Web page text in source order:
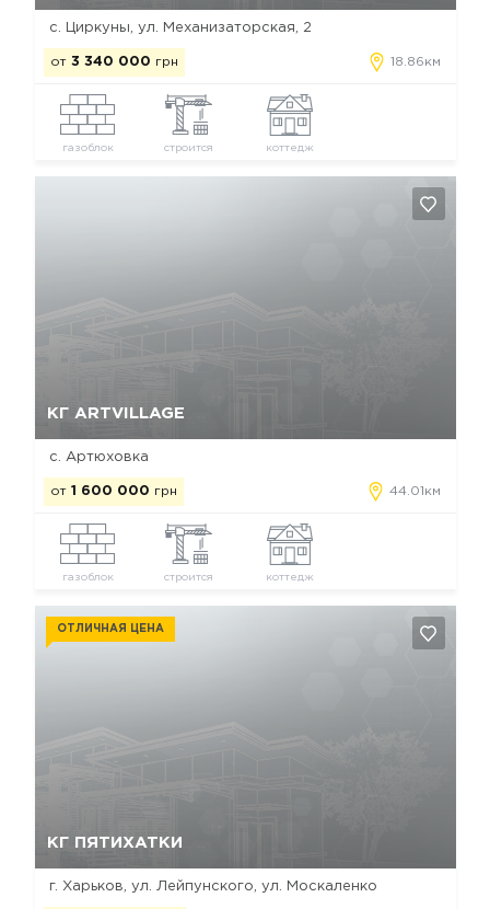
с. Циркуны, ул. Механизаторская, 2
от 3 340 000 грн 18.86км
газоблок строится коттедж
КГ ARTVILLAGE
с. Артюховка
от 1 600 000 грн 44.01км
газоблок строится коттедж
КГ ПЯТИХАТКИ
ОТЛИЧНАЯ ЦЕНА
г. Харьков, ул. Лейпунского, ул. Москаленко